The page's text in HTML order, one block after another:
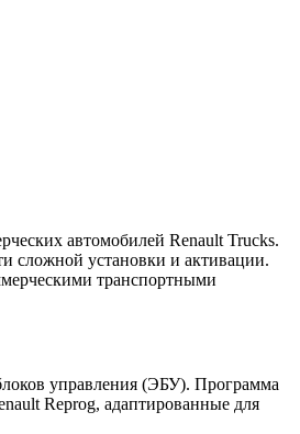
автомобилей Renault Trucks.
сложной установки и активации.
транспортными
управления (ЭБУ). Программа
Reprog, адаптированные для